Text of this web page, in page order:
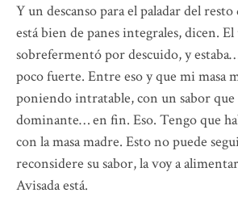
Y un descanso para el paladar del resto
está bien de panes integrales, dicen. El
sobrefermentó por descuido, y
poco fuerte. Entre eso y que mi masa
poniendo intratable, con un sabor que
dominante… en fin. Eso. Tengo que
con la masa madre. Esto no puede
reconsidere su sabor, la voy a
Avisada está.